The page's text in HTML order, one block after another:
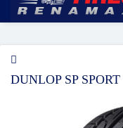
DUNLOP SP